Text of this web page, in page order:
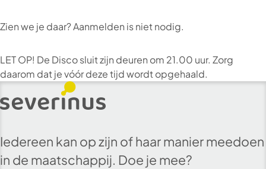
Zien we je daar? Aanmelden is niet nodig.
LET OP! De Disco sluit zijn deuren om 21.00 uur. Zorg
daarom dat je vóór deze tijd wordt opgehaald.
Iedereen kan op zijn of haar manier meedoen
in de maatschappij. Doe je mee?